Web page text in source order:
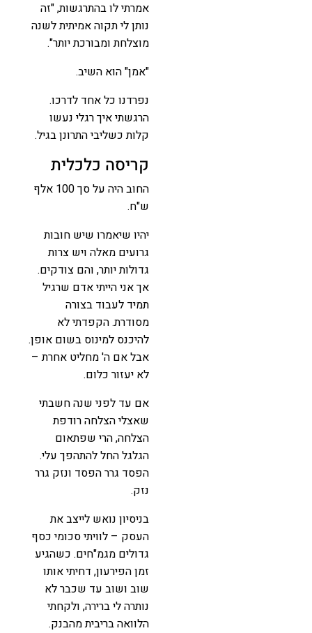
אמרתי לו בהתרגשות, "זה
נותן לי תקוה אמיתית לשנה
מוצלחת ומבורכת יותר".
"אמן" הוא השיב.
נפרדנו כל אחד לדרכו.
הרגשתי איך רגלי נעשו
קלות כשליבי התרונן בגיל.
קריסה כלכלית
החוב היה על סך 100 אלף
ש"ח.
יהיו שיאמרו שיש חובות
גרועים מאלה ויש צרות
גדולות יותר, והם צודקים.
אך אני הייתי אדם שרגיל
תמיד לעבוד בצורה
מסודרת. הקפדתי לא
להיכנס למינוס בשום אופן.
אבל אם ה' מחליט אחרת –
לא יעזור כלום.
אם עד לפני שנה חשבתי
שאצלי הצלחה רודפת
הצלחה, הרי שפתאום
הגלגל החל להתהפך עלי.
הפסד גרר הפסד ונזק גרר
נזק.
בניסיון נואש לייצב את
העסק – לוויתי סכומי כסף
גדולים מגמ"חים. כשהגיע
זמן הפירעון, דחיתי אותו
שוב ושוב עד שכבר לא
נותרה לי ברירה, ולקחתי
הלוואה בריבית מהבנק.